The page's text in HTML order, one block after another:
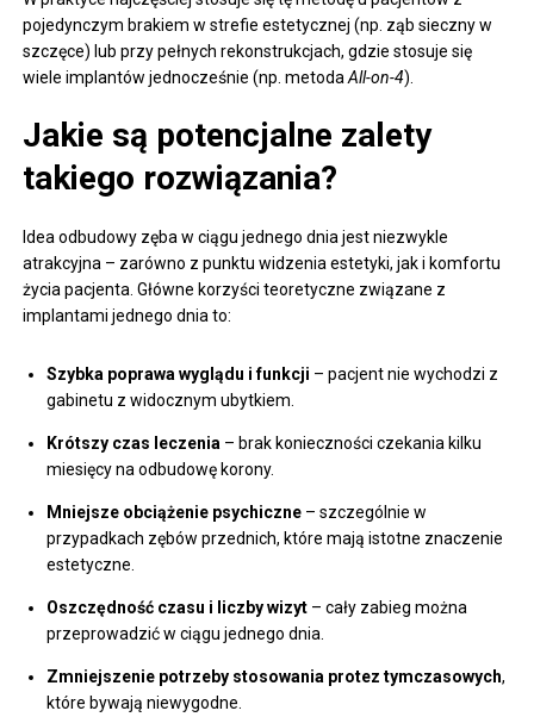
pojedynczym brakiem w strefie estetycznej (np. ząb sieczny w
szczęce) lub przy pełnych rekonstrukcjach, gdzie stosuje się
wiele implantów jednocześnie (np. metodaAll-on-4).
Jakie są potencjalne zalety
takiego rozwiązania?
Idea odbudowy zęba w ciągu jednego dnia jest niezwykle
atrakcyjna – zarówno z punktu widzenia estetyki, jak i komfortu
życia pacjenta. Główne korzyści teoretyczne związane z
implantami jednego dnia to:
Szybka poprawa wyglądu i funkcji – pacjent nie wychodzi z
gabinetu z widocznym ubytkiem.
Krótszy czas leczenia – brak konieczności czekania kilku
miesięcy na odbudowę korony.
Mniejsze obciążenie psychiczne – szczególnie w
przypadkach zębów przednich, które mają istotne znaczenie
estetyczne.
Oszczędność czasu i liczby wizyt – cały zabieg można
przeprowadzić w ciągu jednego dnia.
Zmniejszenie potrzeby stosowania protez tymczasowych,
które bywają niewygodne.